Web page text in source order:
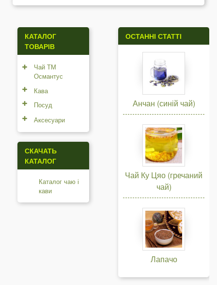
КАТАЛОГ
ТОВАРІВ
Чай ТМ
Османтус
Кава
Посуд
Аксесуари
СКАЧАТЬ
КАТАЛОГ
Каталог чаю і
кави
ОСТАННІ СТАТТІ
Анчан (синій чай)
Чай Ку Цяо (гречаний
чай)
Лапачо